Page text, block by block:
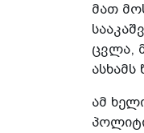
მათ
ცვლა,
ამ